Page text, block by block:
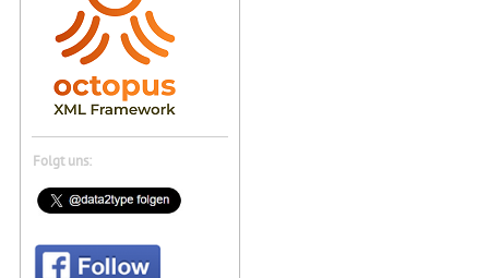
Folgt uns: